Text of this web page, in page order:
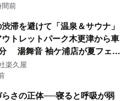
も発売決定！
間前
滞を避けて「温泉＆サウナ」
ウトレットパーク木更津から車
湯舞音 袖ケ浦店が夏フェア
を提供
楽久屋
らさの正体──寝ると呼吸が弱